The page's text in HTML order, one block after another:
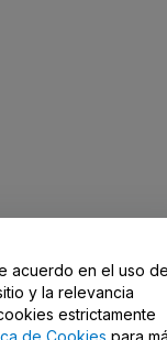
acuerdo en el uso
y la relevancia
estrictamente
de Cookies para